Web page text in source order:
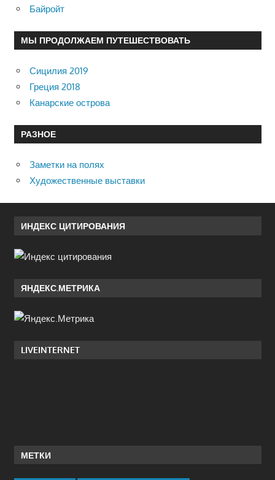
Байройт
МЫ ПРОДОЛЖАЕМ ПУТЕШЕСТВОВАТЬ
Сицилия 2019
Греция 2018
Канарские острова
РАЗНОЕ
Заметки на полях
Художественные выставки
ИНДЕКС ЦИТИРОВАНИЯ
ЯНДЕКС.МЕТРИКА
LIVEINTERNET
МЕТКИ